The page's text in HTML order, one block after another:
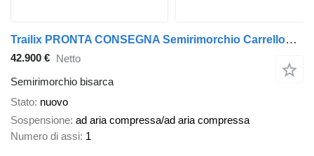
Trailix PRONTA CONSEGNA Semirimorchio Carrellone Per Trasporto Trattori
42.900 € Netto
Semirimorchio bisarca
Stato nuovo
Sospensione ad aria compressa/ad aria compressa
Numero di assi 1